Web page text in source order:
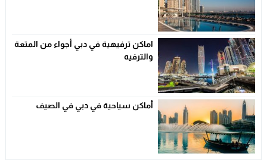
اماكن ترفيهية في دبي أجواء من المتعة
والترفيه
أماكن سياحية في دبي في الصيف